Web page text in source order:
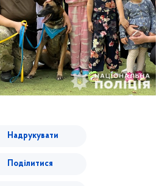
Надрукувати
Поділитися